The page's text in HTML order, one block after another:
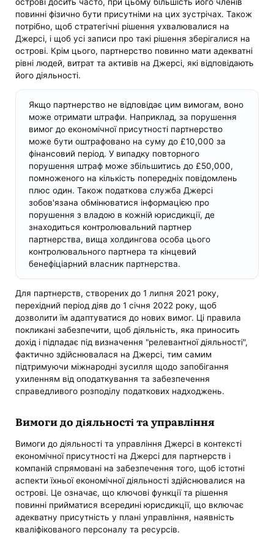
повинні фізично бути присутніми на цих зустрічах. Також
потрібно, щоб стратегічні рішення ухвалювалися на
Джерсі, і щоб усі записи про такі рішення зберігалися на
острові. Крім цього, партнерство повинно мати адекватні
рівні людей, витрат та активів на Джерсі, які відповідають
його діяльності.
Якщо партнерство не відповідає цим вимогам, воно
може отримати штрафи. Наприклад, за порушення
вимог до економічної присутності партнерство
може бути оштрафовано на суму до £10,000 за
фінансовий період. У випадку повторного
порушення штраф може збільшитись до £50,000,
помноженого на кількість попередніх повідомлень
плюс один. Також податкова служба Джерсі
зобов'язана обмінюватися інформацією про
порушення з владою в кожній юрисдикції, де
знаходиться контролювальний партнер
партнерства, вища холдингова особа цього
контролювального партнера та кінцевий
бенефіціарний власник партнерства.
Для партнерств, створених до 1 липня 2021 року,
перехідний період діяв до 1 січня 2022 року, щоб
дозволити їм адаптуватися до нових вимог. Ці правила
покликані забезпечити, щоб діяльність, яка приносить
дохід і підпадає під визначення "релевантної діяльності",
фактично здійснювалася на Джерсі, тим самим
підтримуючи міжнародні зусилля щодо запобігання
ухиленням від оподаткування та забезпечення
справедливого розподілу податкових надходжень.
Вимоги до діяльності та управління
Вимоги до діяльності та управління Джерсі в контексті
економічної присутності на Джерсі для партнерств і
компаній спрямовані на забезпечення того, щоб істотні
аспекти їхньої економічної діяльності здійснювалися на
острові. Це означає, що ключові функції та рішення
повинні прийматися всередині юрисдикції, що включає
адекватну присутність у плані управління, наявність
кваліфікованого персоналу та ресурсів.